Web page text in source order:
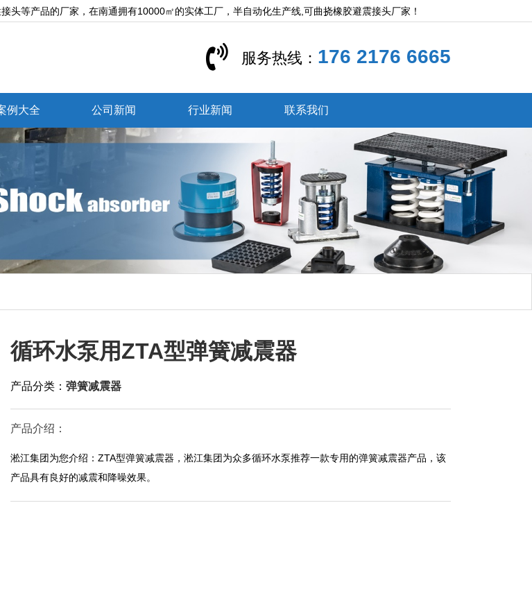
等产品的厂家，在南通拥有10000㎡的实体工厂，半自动化生产线,可曲挠橡胶避震接头厂家！
服务热线： 176 2176 6665
例大全 公司新闻 行业新闻 联系我们
循环水泵用ZTA型弹簧减震器
产品分类： 弹簧减震器
产品介绍：
淞江集团为您介绍：ZTA型弹簧减震器，淞江集团为众多循环水泵推荐一款专用的弹簧减震器产品，该
产品具有良好的减震和降噪效果。